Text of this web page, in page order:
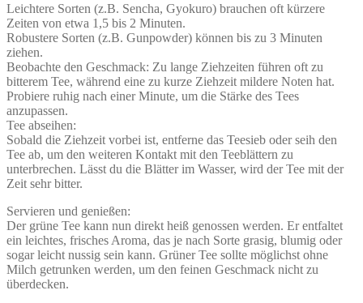
Leichtere Sorten (z.B. Sencha, Gyokuro) brauchen oft kürzere
Zeiten von etwa 1,5 bis 2 Minuten.
Robustere Sorten (z.B. Gunpowder) können bis zu 3 Minuten
ziehen.
Beobachte den Geschmack: Zu lange Ziehzeiten führen oft zu
bitterem Tee, während eine zu kurze Ziehzeit mildere Noten hat.
Probiere ruhig nach einer Minute, um die Stärke des Tees
anzupassen.
Tee abseihen:
Sobald die Ziehzeit vorbei ist, entferne das Teesieb oder seih den
Tee ab, um den weiteren Kontakt mit den Teeblättern zu
unterbrechen. Lässt du die Blätter im Wasser, wird der Tee mit der
Zeit sehr bitter.
Servieren und genießen:
Der grüne Tee kann nun direkt heiß genossen werden. Er entfaltet
ein leichtes, frisches Aroma, das je nach Sorte grasig, blumig oder
sogar leicht nussig sein kann. Grüner Tee sollte möglichst ohne
Milch getrunken werden, um den feinen Geschmack nicht zu
überdecken.